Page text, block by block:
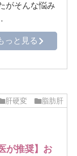
がそんな悩み
っと見る
肝硬変 脂肪肝
が推奨】お